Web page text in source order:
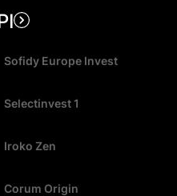
Sofidy Europe Invest
Selectinvest 1
Iroko Zen
Corum Origin